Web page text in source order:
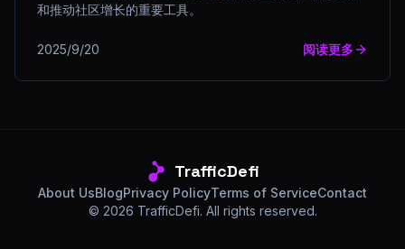
和推动社区增长的重要工具。
2025/9/20 阅读更多
TrafficDefi
About UsBlogPrivacy PolicyTerms of ServiceContact
© 2026 TrafficDefi. All rights reserved.